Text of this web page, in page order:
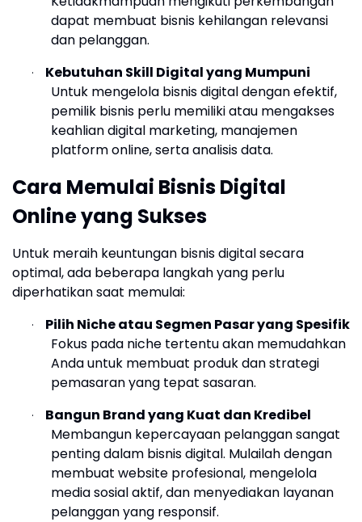
dapat membuat bisnis kehilangan relevansi
dan pelanggan.
·
Kebutuhan Skill Digital yang Mumpuni
Untuk mengelola bisnis digital dengan efektif,
pemilik bisnis perlu memiliki atau mengakses
keahlian digital marketing, manajemen
platform online, serta analisis data.
Cara Memulai Bisnis Digital
Online yang Sukses
Untuk meraih keuntungan bisnis digital secara
optimal, ada beberapa langkah yang perlu
diperhatikan saat memulai:
·
Pilih Niche atau Segmen Pasar yang Spesifik
Fokus pada niche tertentu akan memudahkan
Anda untuk membuat produk dan strategi
pemasaran yang tepat sasaran.
·
Bangun Brand yang Kuat dan Kredibel
Membangun kepercayaan pelanggan sangat
penting dalam bisnis digital. Mulailah dengan
membuat website profesional, mengelola
media sosial aktif, dan menyediakan layanan
pelanggan yang responsif.